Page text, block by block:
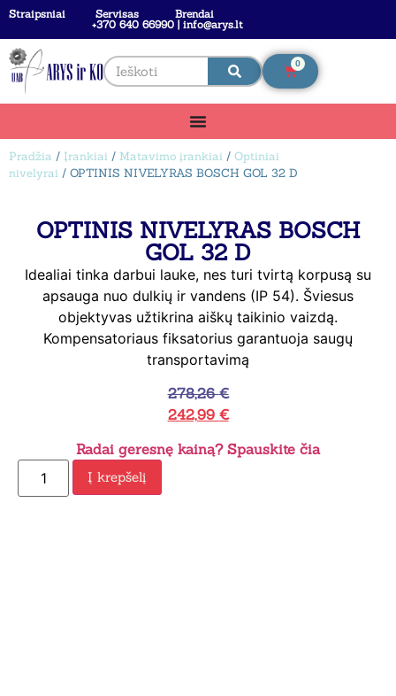
Straipsniai Servisas
Brendai
+370 640 66990 | info@arys.lt
0
Pradžia / Įrankiai / Matavimo įrankiai / Optiniai
nivelyrai / OPTINIS NIVELYRAS BOSCH GOL 32 D
OPTINIS NIVELYRAS BOSCH
GOL 32 D
Idealiai tinka darbui lauke, nes turi tvirtą korpusą su
apsauga nuo dulkių ir vandens (IP 54). Šviesus
objektyvas užtikrina aiškų taikinio vaizdą.
Kompensatoriaus fiksatorius garantuoja saugų
transportavimą
278,26€
242,99 €
Radai geresnę kainą? Spauskite čia
Į krepšelį